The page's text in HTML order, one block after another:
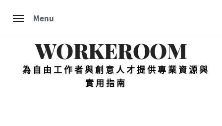
Menu
WORKEROOM
為自由工作者與創意人才提供專業資源與
實用指南